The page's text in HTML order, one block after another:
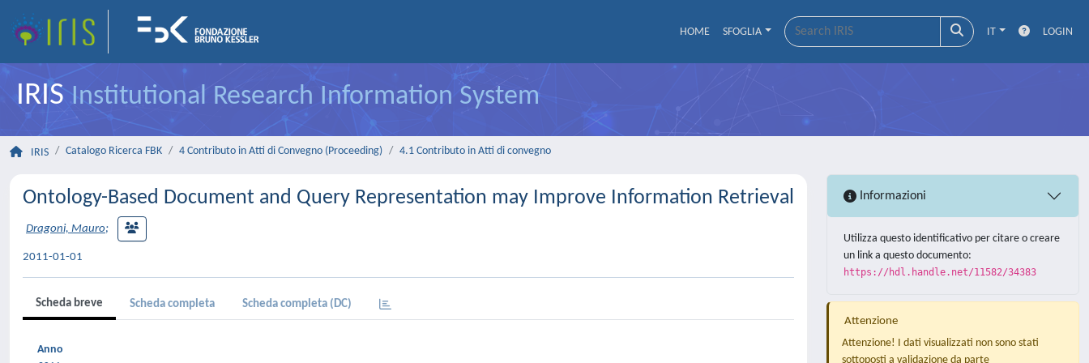
HOME SFOGLIA IT LOGIN
IRISInstitutional Research Information System
IRIS Catalogo Ricerca FBK 4 Contributo in Atti di Convegno (Proceeding) 4.1 Contributo in Atti di convegno
Ontology-Based Document and Query Representation may Improve Information Retrieval
Dragoni, Mauro;
2011-01-01
Scheda breve Scheda completa Scheda completa (DC)
Anno
Informazioni
Utilizza questo identificativo per citare o creare
un link a questo documento:
https://hdl.handle.net/11582/34383
Attenzione
Attenzione! I dati visualizzati non sono stati
sottoposti a validazione da parte